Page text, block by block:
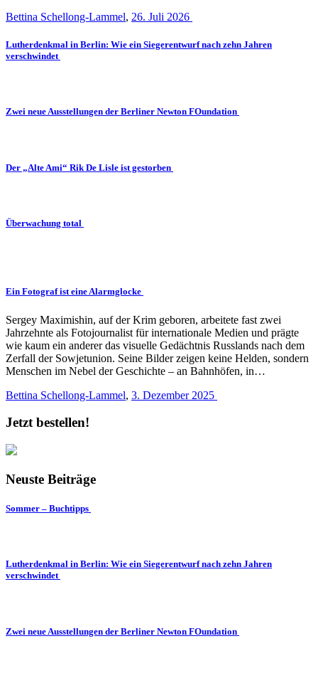
Bettina Schellong-Lammel, 26. Juli 2026
Lutherdenkmal in Berlin: Wie ein Siegerentwurf nach zehn Jahren
verschwindet
Zwei neue Ausstellungen der Berliner Newton FOundation
Der „Alte Ami“ Rik De Lisle ist gestorben
Überwachung total
Ein Fotograf ist eine Alarmglocke
Sergey Maximishin, auf der Krim geboren, arbeitete fast zwei
Jahrzehnte als Fotojournalist für internationale Medien und prägte
wie kaum ein anderer das visuelle Gedächtnis Russlands nach dem
Zerfall der Sowjetunion. Seine Bilder zeigen keine Helden, sondern
Menschen im Nebel der Geschichte – an Bahnhöfen, in…
Bettina Schellong-Lammel, 3. Dezember 2025
Jetzt bestellen!
Neuste Beiträge
Sommer – Buchtipps
Lutherdenkmal in Berlin: Wie ein Siegerentwurf nach zehn Jahren
verschwindet
Zwei neue Ausstellungen der Berliner Newton FOundation